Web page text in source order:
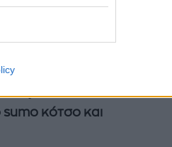
το είχαμε
ο κομμωτής
κότσο και